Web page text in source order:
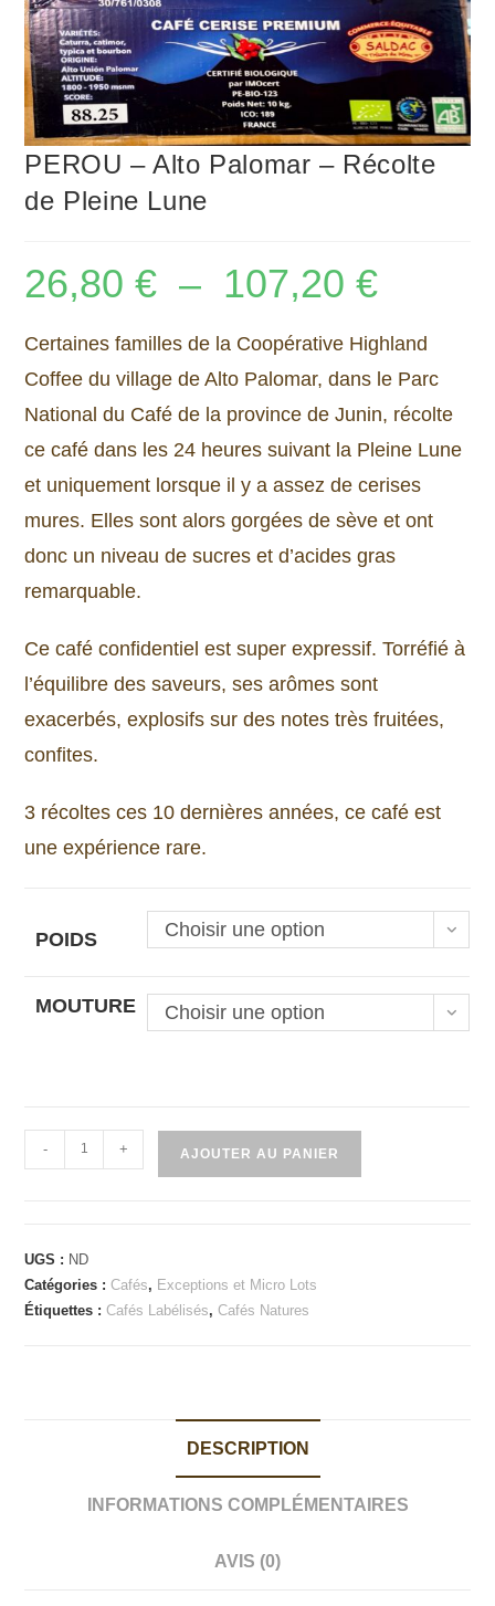
PEROU – Alto Palomar – Récolte
de Pleine Lune
26,80€ – 107,20€
à
107,20 €
Certaines familles de la Coopérative Highland
Coffee du village de Alto Palomar, dans le Parc
National du Café de la province de Junin, récolte
ce café dans les 24 heures suivant la Pleine Lune
et uniquement lorsque il y a assez de cerises
mures. Elles sont alors gorgées de sève et ont
donc un niveau de sucres et d’acides gras
remarquable.
Ce café confidentiel est super expressif. Torréfié à
l’équilibre des saveurs, ses arômes sont
exacerbés, explosifs sur des notes très fruitées,
confites.
3 récoltes ces 10 dernières années, ce café est
une expérience rare.
POIDS Choisir une option
MOUTURE Choisir une option
de
Alto
Palomar
-
- + AJOUTER AU PANIER
UGS : ND
Catégories :Cafés, Exceptions et Micro Lots
Étiquettes :Cafés Labélisés,Cafés Natures
DESCRIPTION
INFORMATIONS COMPLÉMENTAIRES
AVIS (0)